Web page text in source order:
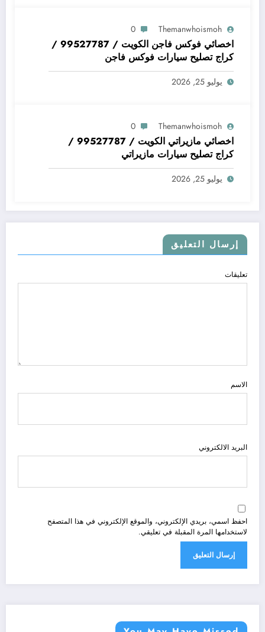
Themanwhoismoh
0
اخصائي فوكس فاجن الكويت / 99527787 /
كراج تصليح سيارات فوكس فاجن
يوليو 25, 2026
Themanwhoismoh
0
اخصائي مازيراتي الكويت / 99527787 /
كراج تصليح سيارات مازيراتي
يوليو 25, 2026
إرسال التعليق
تعليقات
الاسم
البريد الالكتروني
احفظ اسمي، بريدي الإلكتروني، والموقع الإلكتروني في هذا المتصفح
لاستخدامها المرة المقبلة في تعليقي.